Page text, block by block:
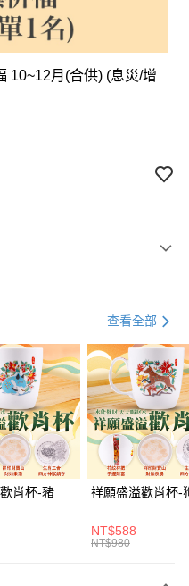
10~12月(合供) (息災/增
查看全部
肖杯-豬 祥願盛溢歡肖杯-
NT$588
NT$980